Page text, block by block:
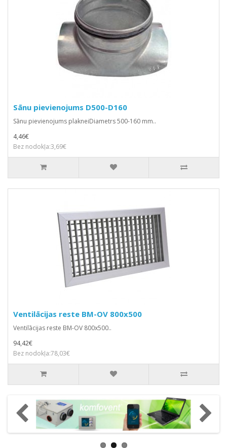
Sānu pievienojums D500-D160
Sānu pievienojums plakneiDiametrs 500-160 mm..
4,46€
Bez nodokļa:3,69€
Ventilācijas reste BM-OV 800x500
Ventilācijas reste BM-OV 800x500..
94,42€
Bez nodokļa:78,03€